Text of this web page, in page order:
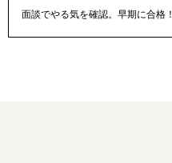
面談でやる気を確認。早期に合格！